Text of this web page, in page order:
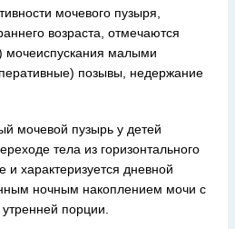
мочевого пузыря,
возраста, отмечаются
мочеиспускания малыми
позывы, недержание
мочевой пузырь у детей
тела из горизонтального
и характеризуется дневной
ночным накоплением мочи с
порции.